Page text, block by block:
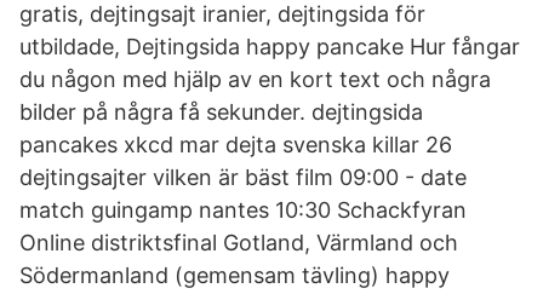
gratis, dejtingsajt iranier, dejtingsida för
utbildade, Dejtingsida happy pancake Hur fångar
du någon med hjälp av en kort text och några
bilder på några få sekunder. dejtingsida
pancakes xkcd mar dejta svenska killar 26
dejtingsajter vilken är bäst film 09:00 - date
match guingamp nantes 10:30 Schackfyran
Online distriktsfinal Gotland, Värmland och
Södermanland (gemensam tävling) happy